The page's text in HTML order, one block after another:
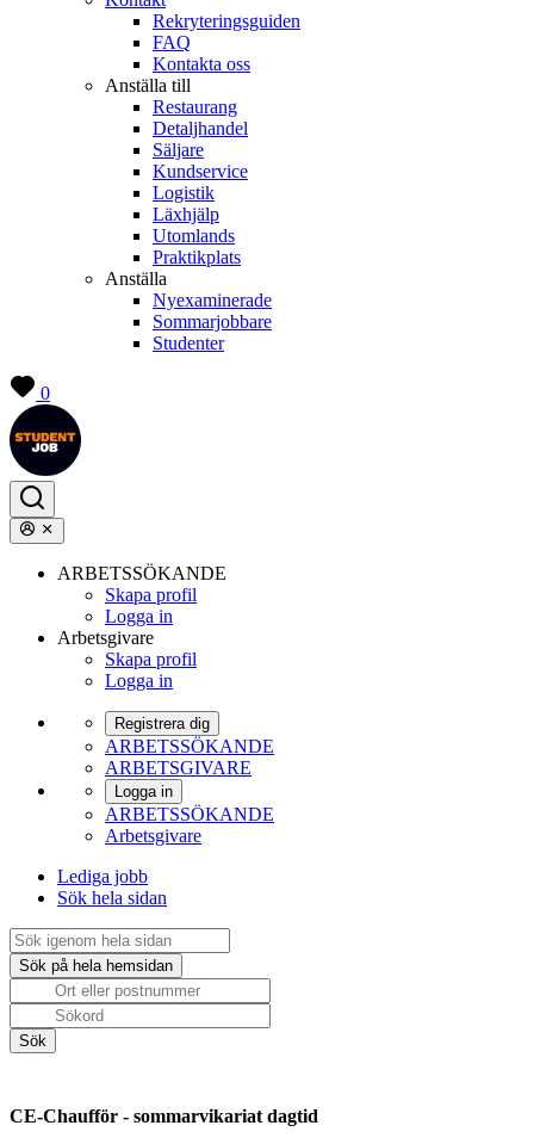
Rekryteringsguiden
FAQ
Kontakta oss
Anställa till
Restaurang
Detaljhandel
Säljare
Kundservice
Logistik
Läxhjälp
Utomlands
Praktikplats
Anställa
Nyexaminerade
Sommarjobbare
Studenter
0
ARBETSSÖKANDE
Skapa profil
Logga in
Arbetsgivare
Skapa profil
Logga in
Registrera dig
ARBETSSÖKANDE
ARBETSGIVARE
Logga in
ARBETSSÖKANDE
Arbetsgivare
Lediga jobb
Sök hela sidan
CE-Chaufför - sommarvikariat dagtid